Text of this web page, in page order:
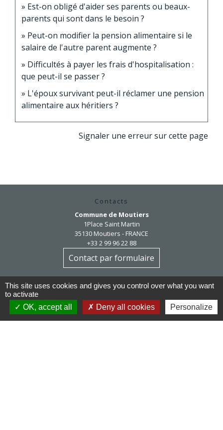
Est-on obligé d'aider ses parents ou beaux-
parents qui sont dans le besoin ?
Peut-on modifier la pension alimentaire si le
salaire de l'autre parent augmente ?
Difficultés à payer les frais d'hospitalisation :
que peut-il se passer ?
L'époux survivant peut-il réclamer une pension
alimentaire aux héritiers ?
Signaler une erreur sur cette page
Contacts
Commune de Moutiers
1Place Saint Martin
35130 Moutiers - FRANCE
+33 2 99 96 22 88
Contact par formulaire
Horaires d'ouverture
Après-midi et samedi matin sur rendez-vous
mairie@moutiers.bzh
This site uses cookies and gives you control over what you want
to activate
OK, accept all
Deny all cookies Personalize